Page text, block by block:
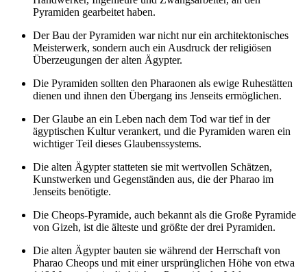
Pyramiden gearbeitet haben.
Der Bau der Pyramiden war nicht nur ein architektonisches
Meisterwerk, sondern auch ein Ausdruck der religiösen
Überzeugungen der alten Ägypter.
Die Pyramiden sollten den Pharaonen als ewige Ruhestätten
dienen und ihnen den Übergang ins Jenseits ermöglichen.
Der Glaube an ein Leben nach dem Tod war tief in der
ägyptischen Kultur verankert, und die Pyramiden waren ein
wichtiger Teil dieses Glaubenssystems.
Die alten Ägypter statteten sie mit wertvollen Schätzen,
Kunstwerken und Gegenständen aus, die der Pharao im
Jenseits benötigte.
Die Cheops-Pyramide, auch bekannt als die Große Pyramide
von Gizeh, ist die älteste und größte der drei Pyramiden.
Die alten Ägypter bauten sie während der Herrschaft von
Pharao Cheops und mit einer ursprünglichen Höhe von etwa